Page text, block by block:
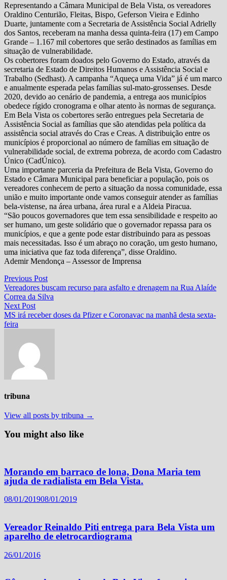
Representando a Câmara Municipal de Bela Vista, os vereadores
Oraldino Centurião, Fleitas, Bispo, Geferson Vieira e Edinho
Duarte, juntamente com a Secretaria de Assistência Social Adrielly
dos Santos, receberam na manha dessa quinta-feira (17) em Campo
Grande – 1.167 mil cobertores que serão destinados as famílias em
situação de vulnerabilidade.
Os cobertores foram doados pelo Governo do Estado, através da
secretaria de Estado de Direitos Humanos e Assistência Social e
Trabalho (Sedhast). A campanha “Aqueça uma Vida” já é um marco
e anualmente esperada pelas famílias sul-mato-grossenses. Desde
2020, devido ao cenário de pandemia, a entrega aos municípios
obedece rígido cronograma e olhar atento às normas de segurança.
Em Bela Vista os cobertores serão entregues pela Secretaria de
Assistência Social as famílias que são atendidas pela política da
assistência social através do Cras e Creas. A distribuição entre os
municípios é proporcional ao número de famílias em situação de
vulnerabilidade social, de extrema pobreza, de acordo com Cadastro
Único (CadÚnico).
Uma importante parceria da Prefeitura de Bela Vista, Governo do
Estado e Câmara Municipal para beneficiar a população, pois os
vereadores conhecem de perto a situação da nossa comunidade, essa
união e muito importante onde vamos conseguir atender as famílias
bela-vistense, na área urbana, área rural e a Aldeia Piracua.
“São poucos governadores que tem essa sensibilidade e respeito ao
ser humano, um geste solidário que o governador repassa para os
municípios, e que a gente pode estar distribuindo para as pessoas
mais necessitadas. Isso é um abraço no coração, um gesto humano,
uma iniciativa que faz toda diferença”, disse Oraldino.
Ademir Mendonça – Assessor de Imprensa
Navegação
de
Post
Previous PostPrevious
post:
Vereadores buscam recurso para asfalto e drenagem na Rua Alaíde
Correa da Silva
Next PostNext
post:
MS irá receber doses da Pfizer e Coronavac na manhã desta sexta-
feira
tribuna
View all posts by tribuna →
You might also like
Morando em barraco de lona, Dona Maria tem
ajuda de radialista em Bela Vista.
08/01/201908/01/2019
Vereador Reinaldo Piti entrega para Bela Vista um
aparelho de eletrocardiograma
26/01/2016